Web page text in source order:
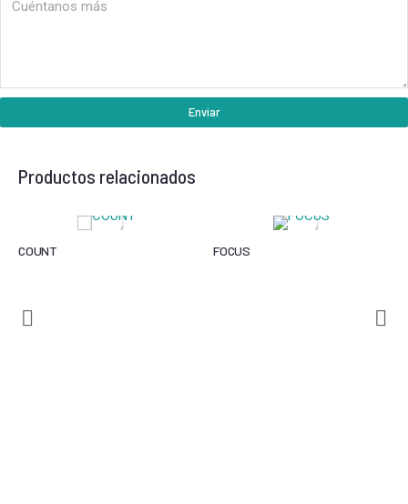
Enviar
Productos relacionados
COUNT FOCUS